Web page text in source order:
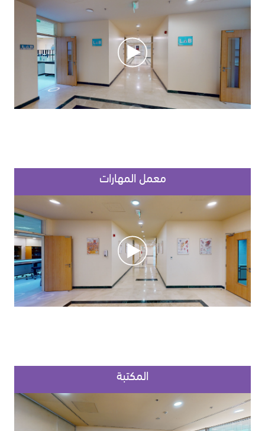
معمل المهارات
المكتبة